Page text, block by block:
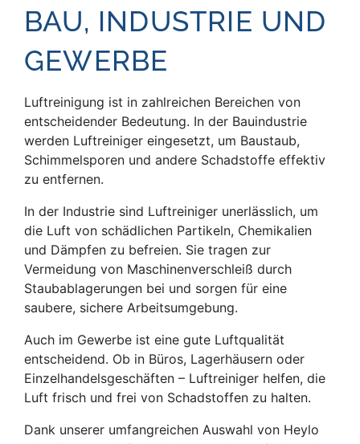
BAU, INDUSTRIE UND
GEWERBE
Luftreinigung ist in zahlreichen Bereichen von
entscheidender Bedeutung. In der Bauindustrie
werden Luftreiniger eingesetzt, um Baustaub,
Schimmelsporen und andere Schadstoffe effektiv
zu entfernen.
In der Industrie sind Luftreiniger unerlässlich, um
die Luft von schädlichen Partikeln, Chemikalien
und Dämpfen zu befreien. Sie tragen zur
Vermeidung von Maschinenverschleiß durch
Staubablagerungen bei und sorgen für eine
saubere, sichere Arbeitsumgebung.
Auch im Gewerbe ist eine gute Luftqualität
entscheidend. Ob in Büros, Lagerhäusern oder
Einzelhandelsgeschäften – Luftreiniger helfen, die
Luft frisch und frei von Schadstoffen zu halten.
Dank unserer umfangreichen Auswahl von Heylo